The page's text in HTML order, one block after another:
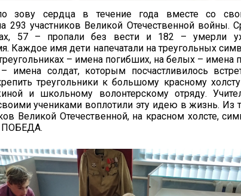
зову сердца в течение года вместе со
293 участников Великой Отечественной войны.
57 – пропали без вести и 182 – умерли
Каждое имя дети напечатали на треугольных
– имена погибших, на белых – имена
имена солдат, которым посчастливилось
треугольники к большому красному
и школьному волонтерскому отряду.
учениками воплотили эту идею в жизнь. Из
Великой Отечественной, на красном холсте,
ПОБЕДА.